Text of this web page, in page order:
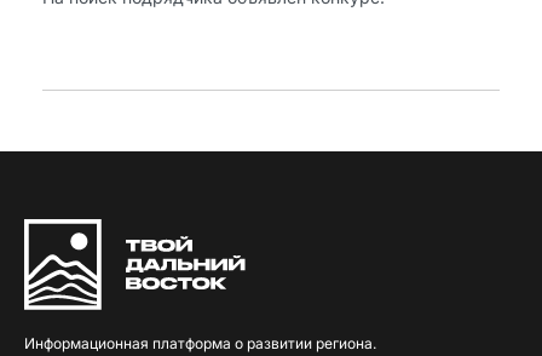
Информационная платформа о развитии региона.